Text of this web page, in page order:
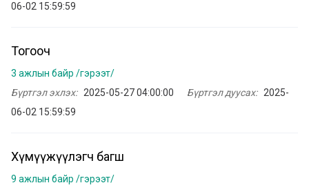
06-02 15:59:59
Тогооч
3 ажлын байр /гэрээт/
Бүртгэл эхлэх: 2025-05-27 04:00:00 Бүртгэл дуусах: 2025-
06-02 15:59:59
Хүмүүжүүлэгч багш
9 ажлын байр /гэрээт/